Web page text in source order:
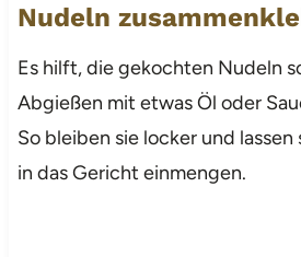
Nudeln
Es hilft, die gekochten Nudeln
Abgießen mit etwas Öl oder
So bleiben sie locker und
in das Gericht einmengen.